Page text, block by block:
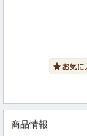
商品情報